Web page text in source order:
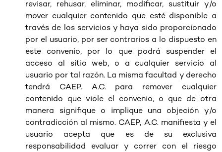
revisar, rehusar, eliminar, modificar, sustituir y/o
mover cualquier contenido que esté disponible a
través de los servicios y haya sido proporcionado
por el usuario, por ser contrarios a lo dispuesto en
este convenio, por lo que podrá suspender el
acceso al sitio web, o a cualquier servicio al
usuario por tal razón. La misma facultad y derecho
tendrá CAEP. A.C. para remover cualquier
contenido que viole el convenio, o que de otra
manera signifique o implique una objeción y/o
contradicción al mismo. CAEP, A.C. manifiesta y el
usuario acepta que es de su exclusiva
responsabilidad evaluar y correr con el riesgo